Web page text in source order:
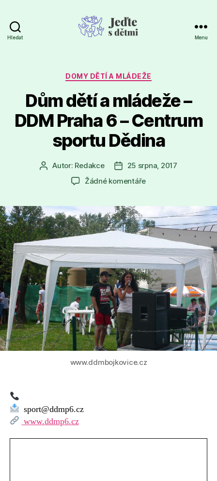
Hledat Menu
Rubriky
DOMY DĚTÍ A MLÁDEŽE
Dům dětí a mládeže –
DDM Praha 6 – Centrum
sportu Dědina
Autor
příspěvku
Autor: Redakce
Datum
příspěvku
25 srpna, 2017
Žádné komentářeu
názvem
Dům
dětí
mládeže
–
DDM
Praha
Centrum
sportu
Dědina
www.ddmbojkovice.cz
sport@ddmp6.cz
www.ddmp6.cz